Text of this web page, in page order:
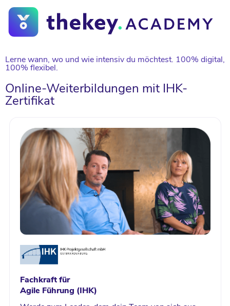
Lerne wann, wo und wie intensiv du möchtest. 100% digital,
100% flexibel.
Online-Weiterbildungen mit IHK-
Zertifikat
Fachkraft für
Agile Führung (IHK)